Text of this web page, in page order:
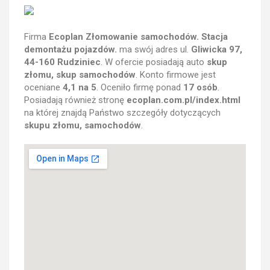
Firma Ecoplan Złomowanie samochodów. Stacja
demontażu pojazdów. ma swój adres ul. Gliwicka 97,
44-160 Rudziniec. W ofercie posiadają auto skup
złomu, skup samochodów. Konto firmowe jest
oceniane 4,1 na 5. Oceniło firmę ponad 17 osób.
Posiadają również stronę ecoplan.com.pl/index.html
na której znajdą Państwo szczegóły dotyczących
skupu złomu, samochodów.